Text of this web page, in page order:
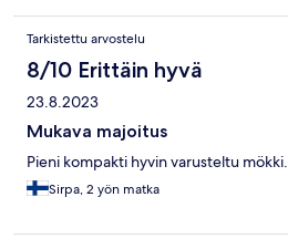
Tarkistettu arvostelu
8/10 Erittäin hyvä
23.8.2023
Mukava majoitus
Pieni kompakti hyvin varusteltu mökki.
Sirpa, 2 yön matka